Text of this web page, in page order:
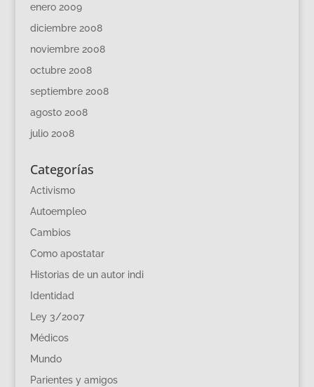
enero 2009
diciembre 2008
noviembre 2008
octubre 2008
septiembre 2008
agosto 2008
julio 2008
Categorías
Activismo
Autoempleo
Cambios
Como apostatar
Historias de un autor indi
Identidad
Ley 3/2007
Médicos
Mundo
Parientes y amigos